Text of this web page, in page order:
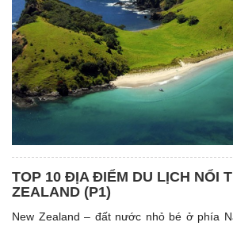
TOP 10 ĐỊA ĐIỂM DU LỊCH NỔI
ZEALAND (P1)
New Zealand – đất nước nhỏ bé ở phía